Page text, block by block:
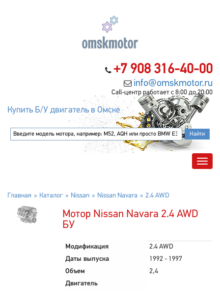
+7 908 316-40-00
info@omskmotor.ru
Call-центр работает с 8:00 до 20:00
Купить Б/У двигатель в Омске
Главная Каталог Nissan Nissan Navara 2.4 AWD
Мотор Nissan Navara 2.4 AWD
БУ
Модификация
2.4 AWD
Даты выпуска
1992 - 1997
Объем
2,4
Двигатель